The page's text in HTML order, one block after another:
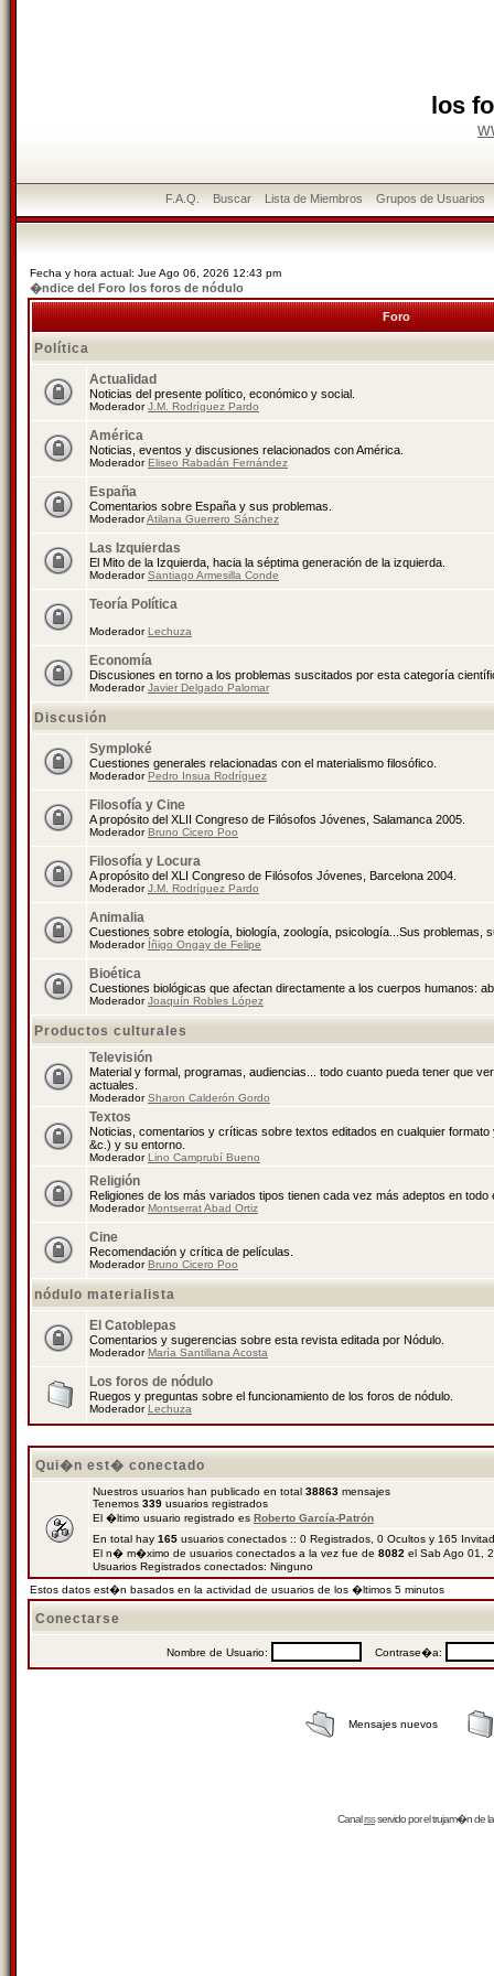
los
F.A.Q. Buscar Lista de Miembros Grupos de Usuarios
Fecha y hora actual: Jue Ago 06, 2026 12:43 pm
�ndice del Foro los foros de nódulo
Foro
Política
Actualidad
Noticias del presente político, económico y social.
ModeradorJ.M. Rodríguez Pardo
América
Noticias, eventos y discusiones relacionados con América.
ModeradorEliseo Rabadán Fernández
España
Comentarios sobre España y sus problemas.
ModeradorAtilana Guerrero Sánchez
Las Izquierdas
El Mito de la Izquierda, hacia la séptima generación de la izquierda.
ModeradorSantiago Armesilla Conde
Teoría Política
ModeradorLechuza
Economía
Discusiones en torno a los problemas suscitados por esta categoría
ModeradorJavier Delgado Palomar
Discusión
Symploké
Cuestiones generales relacionadas con el materialismo filosófico.
ModeradorPedro Insua Rodríguez
Filosofía y Cine
A propósito del XLII Congreso de Filósofos Jóvenes, Salamanca 2005.
ModeradorBruno Cicero Poo
Filosofía y Locura
A propósito del XLI Congreso de Filósofos Jóvenes, Barcelona 2004.
ModeradorJ.M. Rodríguez Pardo
Animalia
Cuestiones sobre etología, biología, zoología, psicología...Sus problemas,
Moderador Íñigo Ongay de Felipe
Bioética
Cuestiones biológicas que afectan directamente a los cuerpos humanos:
ModeradorJoaquín Robles López
Productos culturales
Televisión
Material y formal, programas, audiencias... todo cuanto pueda tener que
actuales.
ModeradorSharon Calderón Gordo
Textos
Noticias, comentarios y críticas sobre textos editados en cualquier
&c.) y su entorno.
ModeradorLino Camprubí Bueno
Religión
Religiones de los más variados tipos tienen cada vez más adeptos en todo
ModeradorMontserrat Abad Ortiz
Cine
Recomendación y crítica de películas.
ModeradorBruno Cicero Poo
nódulo materialista
El Catoblepas
Comentarios y sugerencias sobre esta revista editada por Nódulo.
ModeradorMaría Santillana Acosta
Los foros de nódulo
Ruegos y preguntas sobre el funcionamiento de los foros de nódulo.
ModeradorLechuza
Qui�n est� conectado
Nuestros usuarios han publicado en total 38863 mensajes
Tenemos 339 usuarios registrados
El �ltimo usuario registrado es Roberto García-Patrón
En total hay 165 usuarios conectados :: 0 Registrados, 0 Ocultos y 165
El n� m�ximo de usuarios conectados a la vez fue de 8082 el Sab Ago 01,
Usuarios Registrados conectados: Ninguno
Estos datos est�n basados en la actividad de usuarios de los �ltimos 5 minutos
Conectarse
Nombre de Usuario: Contrase�a:
Mensajes nuevos
Canalrssservido por eltrujam�nde